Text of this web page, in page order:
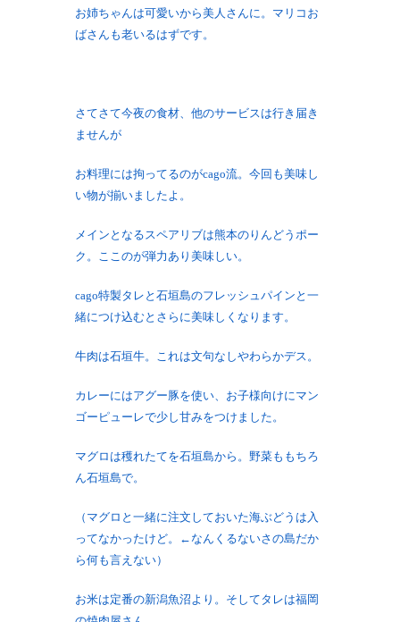
お姉ちゃんは可愛いから美人さんに。マリコお
ばさんも老いるはずです。
さてさて今夜の食材、他のサービスは行き届き
ませんが
お料理には拘ってるのがcago流。今回も美味し
い物が揃いましたよ。
メインとなるスペアリブは熊本のりんどうポー
ク。ここのが弾力あり美味しい。
cago特製タレと石垣島のフレッシュパインと一
緒につけ込むとさらに美味しくなります。
牛肉は石垣牛。これは文句なしやわらかデス。
カレーにはアグー豚を使い、お子様向けにマン
ゴーピューレで少し甘みをつけました。
マグロは穫れたてを石垣島から。野菜ももちろ
ん石垣島で。
（マグロと一緒に注文しておいた海ぶどうは入
ってなかったけど。←なんくるないさの島だか
ら何も言えない）
お米は定番の新潟魚沼より。そしてタレは福岡